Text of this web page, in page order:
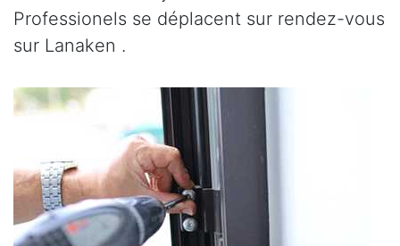
Professionels se déplacent sur rendez-vous
sur Lanaken .